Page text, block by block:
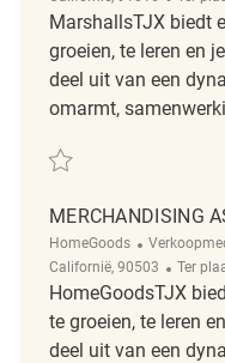
MarshallsTJX biedt
groeien, te leren en
deel uit van een
omarmt,
Redden Merchandising
MERCHANDISING
HomeGoods Categorie
Californië, 90503
Ter
HomeGoodsTJX
te groeien, te leren
deel uit van een